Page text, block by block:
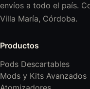
envíos a todo el país.
Villa María, Córdoba.
Productos
Pods Descartables
Mods y Kits Avanzados